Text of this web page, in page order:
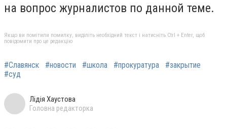
на вопрос журналистов по данной теме.
Якщо ви помітили помилку, виділіть необхідний текст і натисніть Ctrl + Enter, щоб
повідомити про це редакцію
#Славянск #новости #школа #прокуратура
#закрытие
#суд
Лідія Хаустова
Головна редакторка